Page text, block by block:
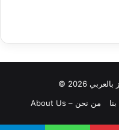
2026 ©
من نحن – About Us